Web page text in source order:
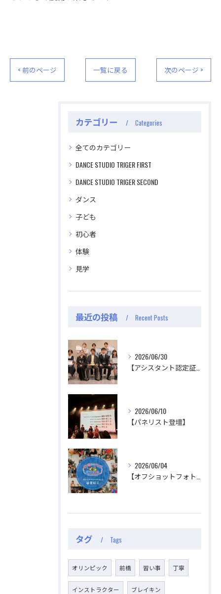
< 前のページ 一覧に戻る 次のページ >
カテゴリー Categories
全てのカテゴリー
DANCE STUDIO TRIGER FIRST
DANCE STUDIO TRIGER SECOND
ダンス
子ども
初心者
体験
見学
最近の投稿 Recent Posts
2026/06/30
2026/06/10
【パネリスト登壇】
2026/06/04
タグ Tags
オリンピック 前橋 習い事 丁寧
インストラクター ブレイキン
ジオのこと、先生たちのことなどゆるく配信中
ジオのこと、先生たちのことなどゆるく配信中